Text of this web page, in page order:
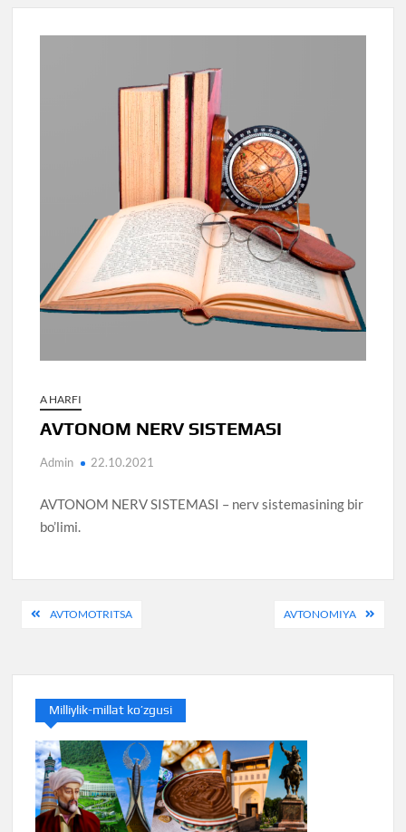
A HARFI
AVTONOM NERV SISTEMASI
Admin 22.10.2021
AVTONOM NERV SISTEMASI – nerv sistemasining bir
bo’limi.
PostAVTOMOTRITSA AVTONOMIYA
Milliylik-millat ko’zgusi